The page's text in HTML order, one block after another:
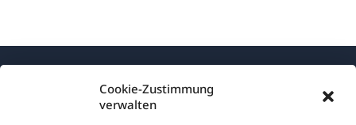
Cookie-Zustimmung
verwalten